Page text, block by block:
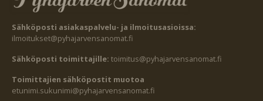
Sähköposti asiakaspalvelu- ja ilmoitusasioissa:
ilmoitukset@pyhajarvensanomat.fi
Sähköposti toimittajille: toimitus@pyhajarvensanomat.fi
Toimittajien sähköpostit muotoa
etunimi.sukunimi@pyhajarvensanomat.fi